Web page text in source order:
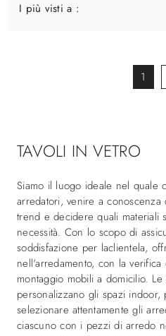
I più visti a :
1
TAVOLI IN VETRO
Siamo il luogo ideale nel quale
arredatori, venire a
trend e decidere quali materiali
necessità. Con lo scopo di
soddisfazione per laclientela,
nell'arredamento, con la
montaggio mobili a domicilio.
personalizzano gli spazi
selezionare attentamente gli
ciascuno con i pezzi di arredo